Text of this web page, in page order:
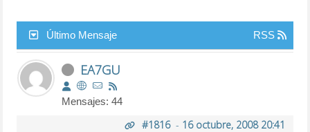
Último Mensaje RSS
EA7GU
Mensajes: 44
#1816- 16 octubre, 2008 20:41